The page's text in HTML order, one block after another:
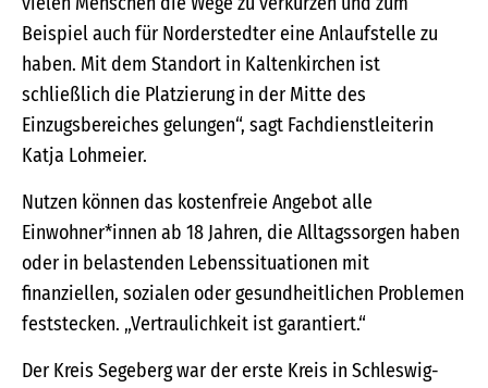
Beispiel auch für Norderstedter eine Anlaufstelle zu
haben. Mit dem Standort in Kaltenkirchen ist
schließlich die Platzierung in der Mitte des
Einzugsbereiches gelungen“, sagt Fachdienstleiterin
Katja Lohmeier.
Nutzen können das kostenfreie Angebot alle
Einwohner*innen ab 18 Jahren, die Alltagssorgen haben
oder in belastenden Lebenssituationen mit
finanziellen, sozialen oder gesundheitlichen Problemen
feststecken. „Vertraulichkeit ist garantiert.“
Der Kreis Segeberg war der erste Kreis in Schleswig-